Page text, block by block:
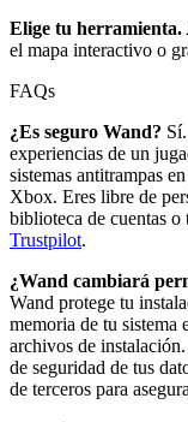
Elige tu herramienta.
el mapa interactivo o
FAQs
¿Es seguro Wand?
experiencias de un
sistemas antitrampas
Xbox. Eres libre de
biblioteca de cuentas o
Trustpilot.
¿Wand cambiará
Wand protege tu
memoria de tu sistema
archivos de
de seguridad de tus
de terceros para